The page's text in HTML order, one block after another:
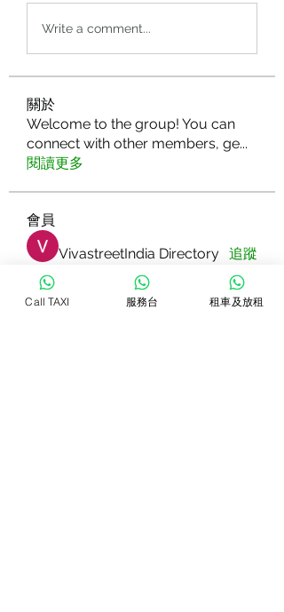
Write a comment...
關於
Welcome to the group! You can
connect with other members, ge...
閱讀更多
會員
VivastreetIndia Directory 追蹤
Dorable yong 追蹤
Call TAXI 服務台 租車及放租